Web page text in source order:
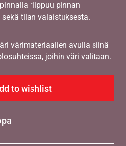
riippuu pinnan
tilan valaistuksesta.
värimateriaalien avulla siinä
joihin väri valitaan.
to wishlist